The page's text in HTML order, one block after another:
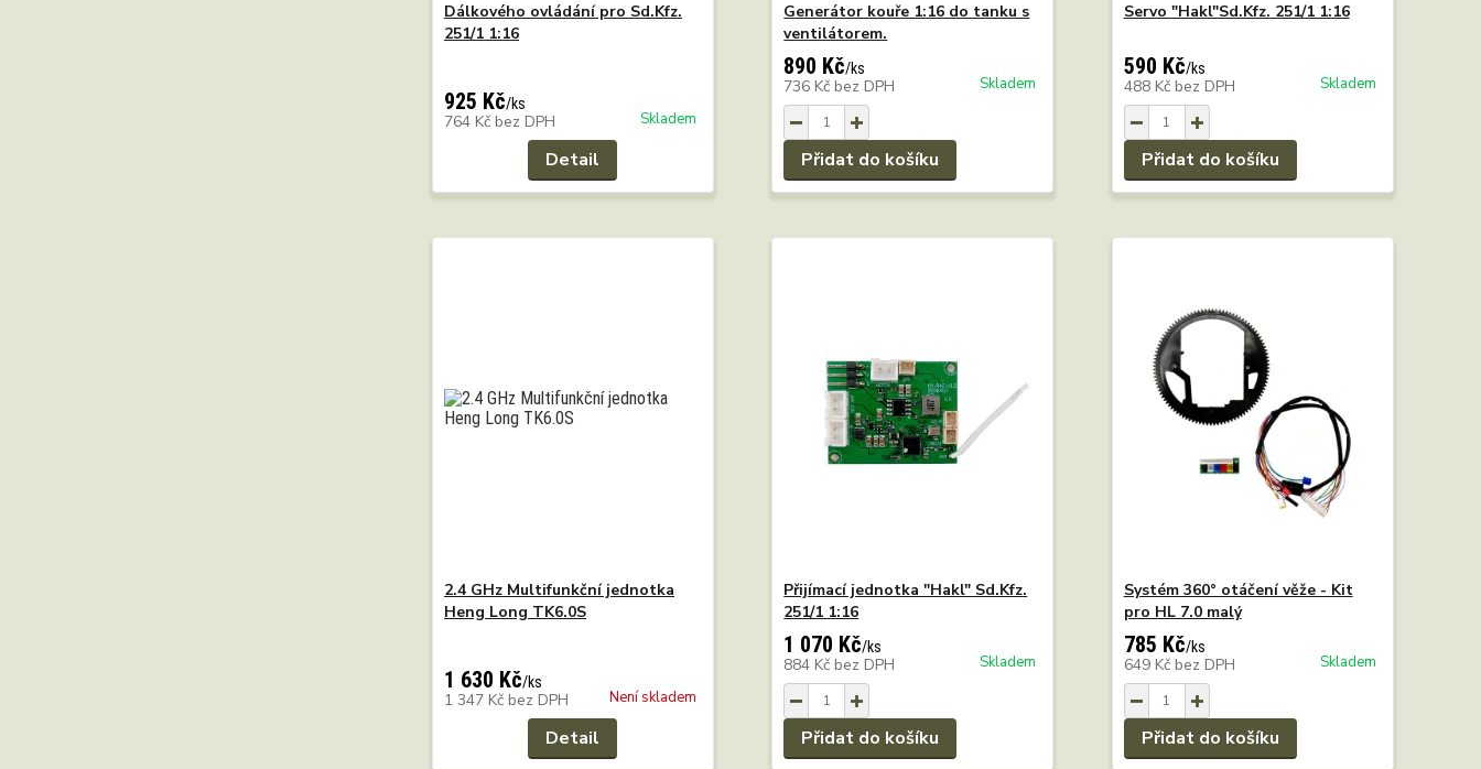
Dálkového ovládání pro Sd.Kfz.
251/1 1:16
925 Kč/ks
764 Kč bez DPH Skladem
Detail
Generátor kouře 1:16 do tanku s
ventilátorem.
890 Kč/ks
736 Kč bez DPH Skladem
Přidat do košíku
Servo "Hakl"Sd.Kfz. 251/1 1:16
590 Kč/ks
488 Kč bez DPH Skladem
Přidat do košíku
2.4 GHz Multifunkční jednotka
Heng Long TK6.0S
1 630 Kč/ks
1 347 Kč bez DPH Není skladem
Detail
Přijímací jednotka "Hakl" Sd.Kfz.
251/1 1:16
1 070 Kč/ks
884 Kč bez DPH Skladem
Přidat do košíku
Systém 360° otáčení věže - Kit
pro HL 7.0 malý
785 Kč/ks
649 Kč bez DPH Skladem
Přidat do košíku